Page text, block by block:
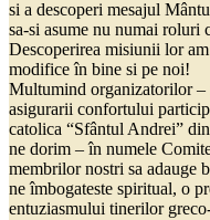
si a descoperi mesajul
sa-si asume nu numai roluri
Descoperirea misiunii lor
modifice în bine si pe noi!
Multumind organizatorilor –
asigurarii confortului
catolica “Sfântul Andrei”
ne dorim – în numele
membrilor nostri sa adauge
ne îmbogateste spiritual, o
entuziasmului tinerilor